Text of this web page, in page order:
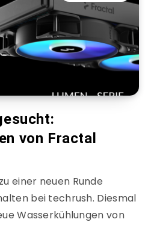
von Fractal
einer neuen Runde
bei techrush. Diesmal
Wasserkühlungen von